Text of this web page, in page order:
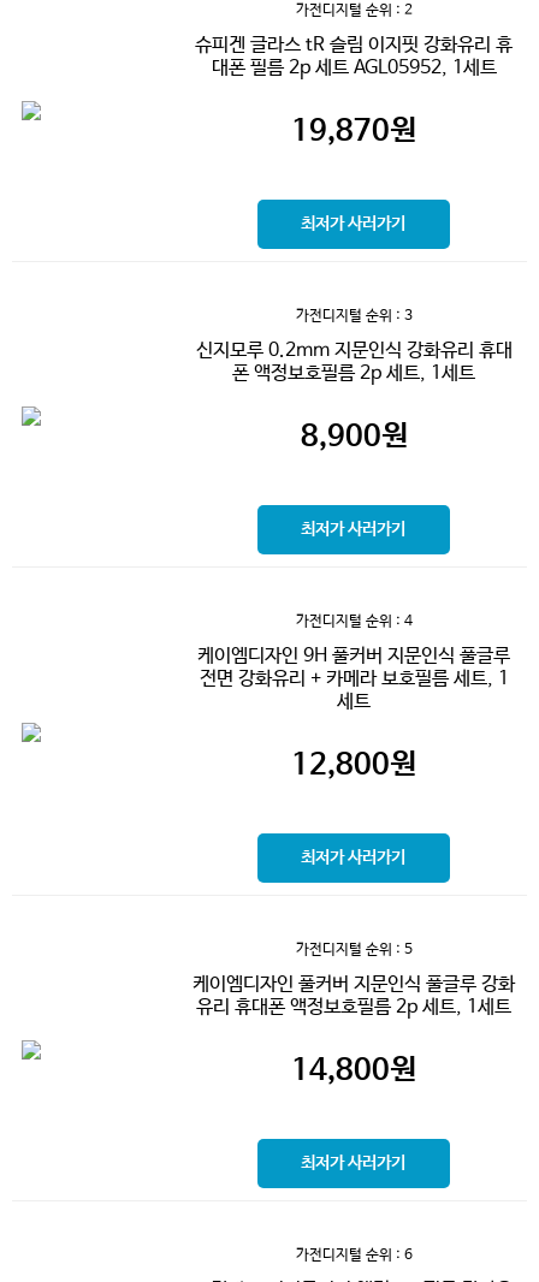
가전디지털 순위 : 2
슈피겐 글라스 tR 슬림 이지핏 강화유리 휴
대폰 필름 2p 세트 AGL05952, 1세트
19,870원
최저가 사러가기
가전디지털 순위 : 3
신지모루 0.2mm 지문인식 강화유리 휴대
폰 액정보호필름 2p 세트, 1세트
8,900원
최저가 사러가기
가전디지털 순위 : 4
케이엠디자인 9H 풀커버 지문인식 풀글루
전면 강화유리 + 카메라 보호필름 세트, 1
세트
12,800원
최저가 사러가기
가전디지털 순위 : 5
케이엠디자인 풀커버 지문인식 풀글루 강화
유리 휴대폰 액정보호필름 2p 세트, 1세트
14,800원
최저가 사러가기
가전디지털 순위 : 6